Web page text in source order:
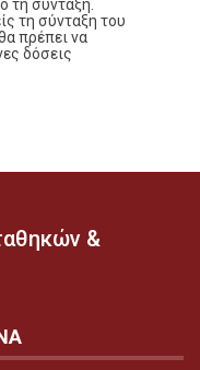
τη σύνταξη.
τη σύνταξη του
πρέπει να
δόσεις
&